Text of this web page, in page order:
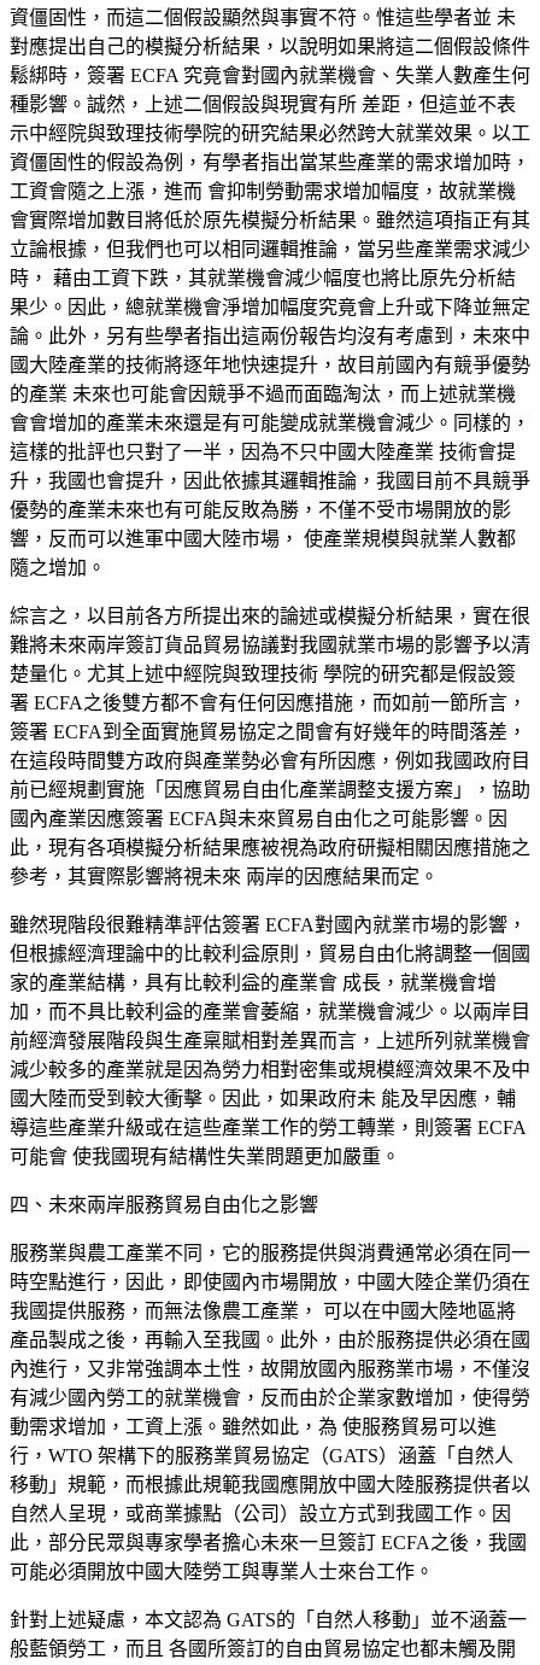
資僵固性，而這二個假設顯然與事實不符。惟這些學者並 未
對應提出自己的模擬分析結果，以說明如果將這二個假設條件
鬆綁時，簽署 ECFA 究竟會對國內就業機會、失業人數產生何
種影響。誠然，上述二個假設與現實有所 差距，但這並不表
示中經院與致理技術學院的研究結果必然跨大就業效果。以工
資僵固性的假設為例，有學者指出當某些產業的需求增加時，
工資會隨之上漲，進而 會抑制勞動需求增加幅度，故就業機
會實際增加數目將低於原先模擬分析結果。雖然這項指正有其
立論根據，但我們也可以相同邏輯推論，當另些產業需求減少
時， 藉由工資下跌，其就業機會減少幅度也將比原先分析結
果少。因此，總就業機會淨增加幅度究竟會上升或下降並無定
論。此外，另有些學者指出這兩份報告均沒有考慮到，未來中
國大陸產業的技術將逐年地快速提升，故目前國內有競爭優勢
的產業 未來也可能會因競爭不過而面臨淘汰，而上述就業機
會會增加的產業未來還是有可能變成就業機會減少。同樣的，
這樣的批評也只對了一半，因為不只中國大陸產業 技術會提
升，我國也會提升，因此依據其邏輯推論，我國目前不具競爭
優勢的產業未來也有可能反敗為勝，不僅不受市場開放的影
響，反而可以進軍中國大陸市場， 使產業規模與就業人數都
隨之增加。
綜言之，以目前各方所提出來的論述或模擬分析結果，實在很
難將未來兩岸簽訂貨品貿易協議對我國就業市場的影響予以清
楚量化。尤其上述中經院與致理技術 學院的研究都是假設簽
署 ECFA之後雙方都不會有任何因應措施，而如前一節所言，
簽署 ECFA到全面實施貿易協定之間會有好幾年的時間落差，
在這段時間雙方政府與產業勢必會有所因應，例如我國政府目
前已經規劃實施「因應貿易自由化產業調整支援方案」，協助
國內產業因應簽署 ECFA與未來貿易自由化之可能影響。因
此，現有各項模擬分析結果應被視為政府研擬相關因應措施之
參考，其實際影響將視未來 兩岸的因應結果而定。
雖然現階段很難精準評估簽署 ECFA對國內就業市場的影響，
但根據經濟理論中的比較利益原則，貿易自由化將調整一個國
家的產業結構，具有比較利益的產業會 成長，就業機會增
加，而不具比較利益的產業會萎縮，就業機會減少。以兩岸目
前經濟發展階段與生產稟賦相對差異而言，上述所列就業機會
減少較多的產業就是因為勞力相對密集或規模經濟效果不及中
國大 陸而受到較大衝擊。因此，如果政府未 能及早因應，輔
導這些產業升級或在這些產業工作的勞工轉業，則簽署 ECFA
可能會 使我國現有結構性失業問題更加嚴重。
四、未來兩岸服務貿易自由化之影響
服務業與農工產業不同，它的服務提供與消費通常必須在同一
時空點進行，因此，即使國內市場開放，中國大陸企業仍須在
我國提供服務，而無法像農工產業， 可以在中國大陸地區將
產品製成之後，再輸入至我國。此外，由於服務提供必須在國
內進行，又非常強調本土性，故開放國內服務業市場，不僅沒
有減少國內勞工的就業機會，反而由於企業家數增加，使得勞
動需求增加，工資上漲。雖然如此，為 使服務貿易可以進
行，WTO 架構下的服務業貿易協定（GATS）涵蓋「自然人
移動」規範，而根據此規範我國應開放中國大陸服務提供者以
自然人呈現，或商業據點（公司）設立方式到我國工作。因
此，部分民眾與專家學者擔心未來一旦簽訂 ECFA之後，我國
可能必須開放中國大陸勞工與專業人士來台工作。
針對上述疑慮，本文認為 GATS的「自然人移動」並不涵蓋一
般藍領勞工，而且 各國所簽訂的自由貿易協定也都未觸及開